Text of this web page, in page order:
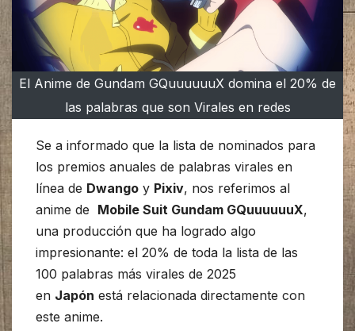
El Anime de Gundam GQuuuuuuX domina el 20% de
las palabras que son Virales en redes
Se a informado que la lista de nominados para
los premios anuales de palabras virales en
línea de Dwango y Pixiv, nos referimos al
anime de Mobile Suit Gundam GQuuuuuuX,
una producción que ha logrado algo
impresionante: el 20% de toda la lista de las
100 palabras más virales de 2025
en Japón está relacionada directamente con
este anime.